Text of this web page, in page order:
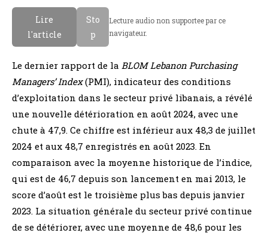
Lire
l'article
Sto
p
Lecture audio non supportee par ce
navigateur.
Le dernier rapport de la BLOM Lebanon Purchasing
Managers’ Index(PMI), indicateur des conditions
d’exploitation dans le secteur privé libanais, a révélé
une nouvelle détérioration en août 2024, avec une
chute à 47,9. Ce chiffre est inférieur aux 48,3 de juillet
2024 et aux 48,7 enregistrés en août 2023. En
comparaison avec la moyenne historique de l’indice,
qui est de 46,7 depuis son lancement en mai 2013, le
score d’août est le troisième plus bas depuis janvier
2023. La situation générale du secteur privé continue
de se détériorer, avec une moyenne de 48,6 pour les